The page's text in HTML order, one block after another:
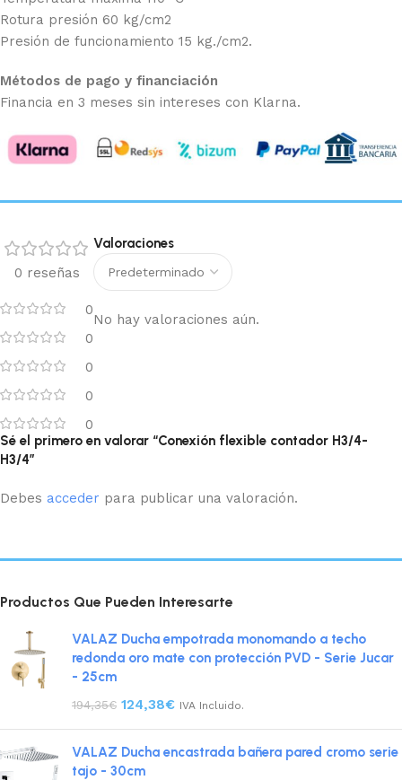
Rotura presión 60 kg/cm2
Presión de funcionamiento 15 kg./cm2.
Métodos de pago y financiación
Financia en 3 meses sin intereses con Klarna.
0 reseñas
0
0
0
0
0
Valoraciones
No hay valoraciones aún.
Sé el primero en valorar “Conexión flexible contador H3/4-
H3/4”
Debes acceder para publicar una valoración.
Productos Que Pueden Interesarte
VALAZ Ducha empotrada monomando a techo
redonda oro mate con protección PVD - Serie Jucar
- 25cm
194,35€ 124,38€ IVA Incluido.
VALAZ Ducha encastrada bañera pared cromo serie
tajo - 30cm